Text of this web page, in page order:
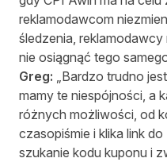
reklamodawcom
śledzenia,
nie osiągnąć tego
Greg:
„Bardzo trudno
mamy te niespójności, a
różnych możliwości, od
czasopiśmie i klika link
szukanie kodu kuponu i